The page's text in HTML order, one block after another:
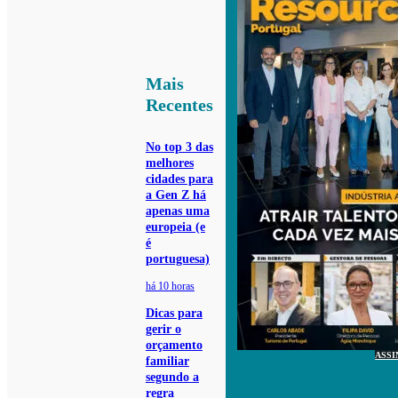
Mais
Recentes
No top 3 das
melhores
cidades para
a Gen Z há
apenas uma
europeia (e
é
portuguesa)
há 10 horas
Dicas para
gerir o
orçamento
familiar
segundo a
regra